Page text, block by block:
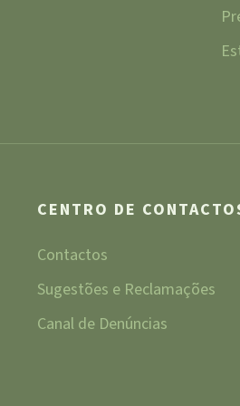
CENTRO DE
Contactos
Sugestões e Reclamações
Canal de Denúncias